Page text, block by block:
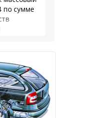
по сумме